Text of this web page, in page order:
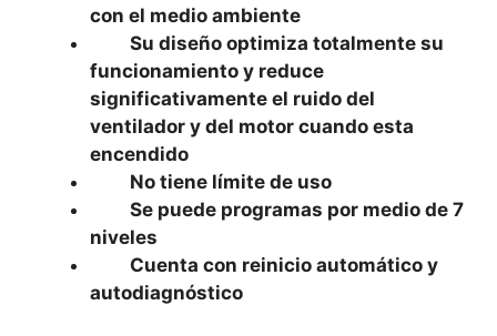
con el medio ambiente
Su diseño optimiza totalmente su
funcionamiento y reduce
significativamente el ruido del
ventilador y del motor cuando esta
encendido
No tiene límite de uso
Se puede programas por medio de 7
niveles
Cuenta con reinicio automático y
autodiagnóstico